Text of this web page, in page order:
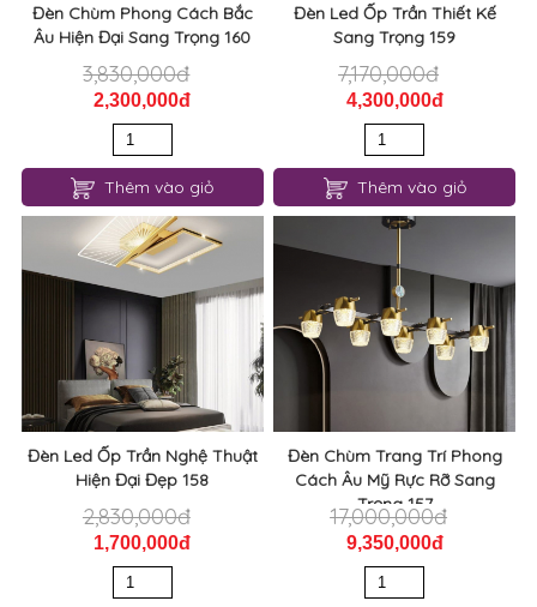
Đèn Chùm Phong Cách Bắc
Âu Hiện Đại Sang Trọng 160
3,830,000đ
2,300,000đ
Thêm vào giỏ
Đèn Led Ốp Trần Thiết Kế
Sang Trọng 159
7,170,000đ
4,300,000đ
Thêm vào giỏ
Đèn Led Ốp Trần Nghệ Thuật
Hiện Đại Đẹp 158
2,830,000đ
1,700,000đ
Đèn Chùm Trang Trí Phong
Cách Âu Mỹ Rực Rỡ Sang
Trọng 157
17,000,000đ
9,350,000đ